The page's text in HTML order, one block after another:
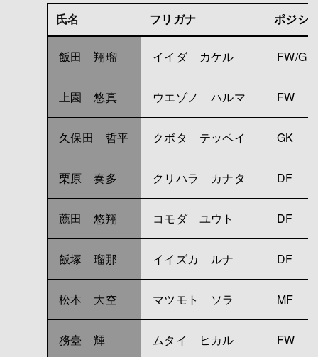
氏名 フリガナ ポジシ
飯田 翔瑠 イイダ カケル FW/GK
上園 悠真 ウエゾノ ハルマ FW
久保田 哲平 クボタ テッペイ GK
栗原 奏多 クリハラ カナタ DF
薦田 悠翔 コモダ ユウト DF
飯塚 瑠那 イイズカ ルナ DF
松本 大空 マツモト ソラ MF
務臺 輝 ムタイ ヒカル FW